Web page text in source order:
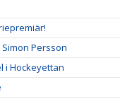
Persson
i Hockeyettan